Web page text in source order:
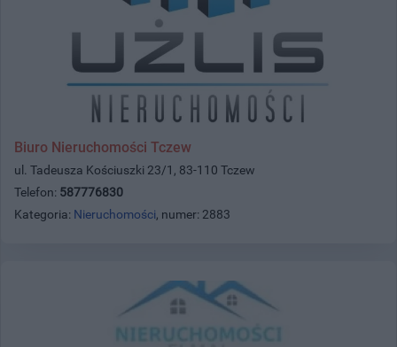
Biuro Nieruchomości Tczew
ul. Tadeusza Kościuszki 23/1, 83-110 Tczew
Telefon: 587776830
Kategoria: Nieruchomości, numer: 2883